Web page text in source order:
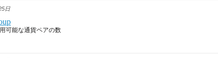
日
可能な通貨ペアの数